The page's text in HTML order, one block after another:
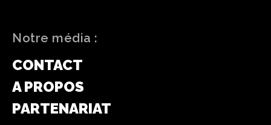
Notre média :
CONTACT
A PROPOS
PARTENARIAT